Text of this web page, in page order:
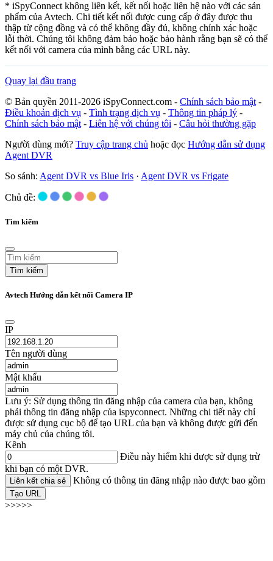
* iSpyConnect không liên kết, kết nối hoặc liên hệ nào với các sản
phẩm của Avtech. Chi tiết kết nối được cung cấp ở đây được thu
thập từ cộng đồng và có thể không đầy đủ, không chính xác hoặc
lỗi thời. Chúng tôi không đảm bảo hoặc bảo hành rằng bạn sẽ có thể
kết nối với camera của mình bằng các URL này.
Quay lại đầu trang
© Bản quyền 2011-2026 iSpyConnect.com - Chính sách bảo mật -
Điều khoản dịch vụ - Tình trạng dịch vụ - Thông tin pháp lý -
Chính sách bảo mật - Liên hệ với chúng tôi - Câu hỏi thường gặp
Người dùng mới? Truy cập trang chủ hoặc đọc Hướng dẫn sử dụng
Agent DVR
So sánh: Agent DVR vs Blue Iris · Agent DVR vs Frigate
Chủ đề:
Tìm kiếm
Tìm kiếm
Avtech Hướng dẫn kết nối Camera IP
IP
Tên người dùng
Mật khẩu
Lưu ý: Sử dụng thông tin đăng nhập của camera của bạn, không
phải thông tin đăng nhập của ispyconnect. Những chi tiết này chỉ
được sử dụng cục bộ để tạo URL của bạn và không được gửi đến
máy chủ của chúng tôi.
Kênh
Điều này hiếm khi được sử dụng trừ
khi bạn có một DVR.
Liên kết chia sẻ Không có thông tin đăng nhập nào được bao gồm
Tạo URL
>>>>>